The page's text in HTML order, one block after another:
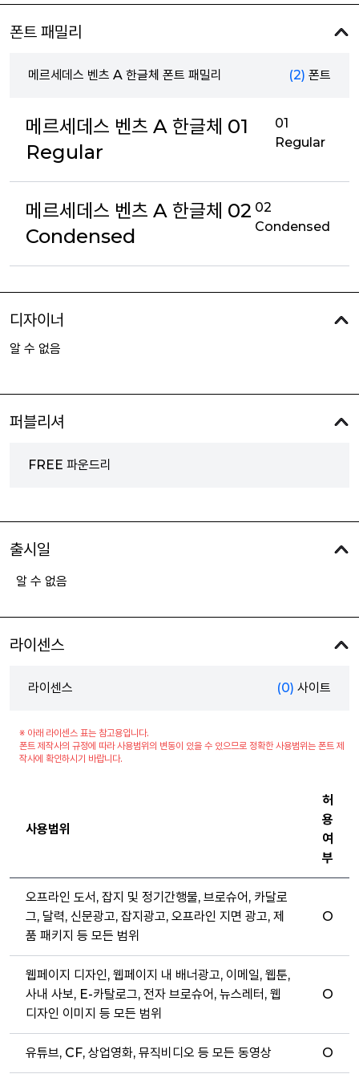
폰트 패밀리
메르세데스 벤츠 A 한글체 폰트 패밀리 (2) 폰트
메르세데스 벤츠 A 한글체 01
Regular
01
Regular
메르세데스 벤츠 A 한글체 02
Condensed
02
Condensed
디자이너
알 수 없음
퍼블리셔
FREE 파운드리
출시일
알 수 없음
라이센스
라이센스 (0) 사이트
※ 아래 라이센스 표는 참고용입니다.
폰트 제작사의 규정에 따라 사용범위의 변동이 있을 수 있으므로 정확한 사용범위는 폰트 제
작사에 확인하시기 바랍니다.
사용범위
허
용
여
부
오프라인 도서, 잡지 및 정기간행물, 브로슈어, 카달로
그, 달력, 신문광고, 잡지광고, 오프라인 지면 광고, 제
품 패키지 등 모든 범위
O
웹페이지 디자인, 웹페이지 내 배너광고, 이메일, 웹툰,
사내 사보, E-카탈로그, 전자 브로슈어, 뉴스레터, 웹
디자인 이미지 등 모든 범위
O
유튜브, CF, 상업영화, 뮤직비디오 등 모든 동영상 O